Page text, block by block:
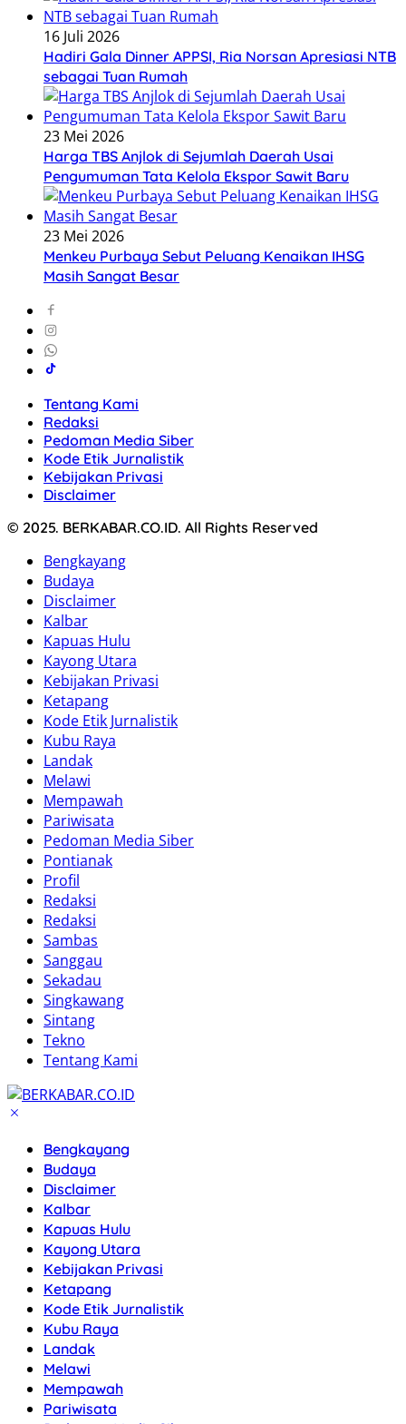
16 Juli 2026
Hadiri Gala Dinner APPSI, Ria Norsan Apresiasi NTB
sebagai Tuan Rumah
23 Mei 2026
Harga TBS Anjlok di Sejumlah Daerah Usai
Pengumuman Tata Kelola Ekspor Sawit Baru
23 Mei 2026
Menkeu Purbaya Sebut Peluang Kenaikan IHSG
Masih Sangat Besar
Tentang Kami
Redaksi
Pedoman Media Siber
Kode Etik Jurnalistik
Kebijakan Privasi
Disclaimer
© 2025. BERKABAR.CO.ID. All Rights Reserved
Bengkayang
Budaya
Disclaimer
Kalbar
Kapuas Hulu
Kayong Utara
Kebijakan Privasi
Ketapang
Kode Etik Jurnalistik
Kubu Raya
Landak
Melawi
Mempawah
Pariwisata
Pedoman Media Siber
Pontianak
Profil
Redaksi
Redaksi
Sambas
Sanggau
Sekadau
Singkawang
Sintang
Tekno
Tentang Kami
Bengkayang
Budaya
Disclaimer
Kalbar
Kapuas Hulu
Kayong Utara
Kebijakan Privasi
Ketapang
Kode Etik Jurnalistik
Kubu Raya
Landak
Melawi
Mempawah
Pariwisata